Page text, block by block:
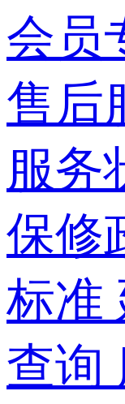
会员
售后
服务
保修
标准
查询